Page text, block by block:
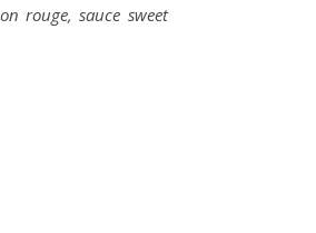
rouge, sauce sweet